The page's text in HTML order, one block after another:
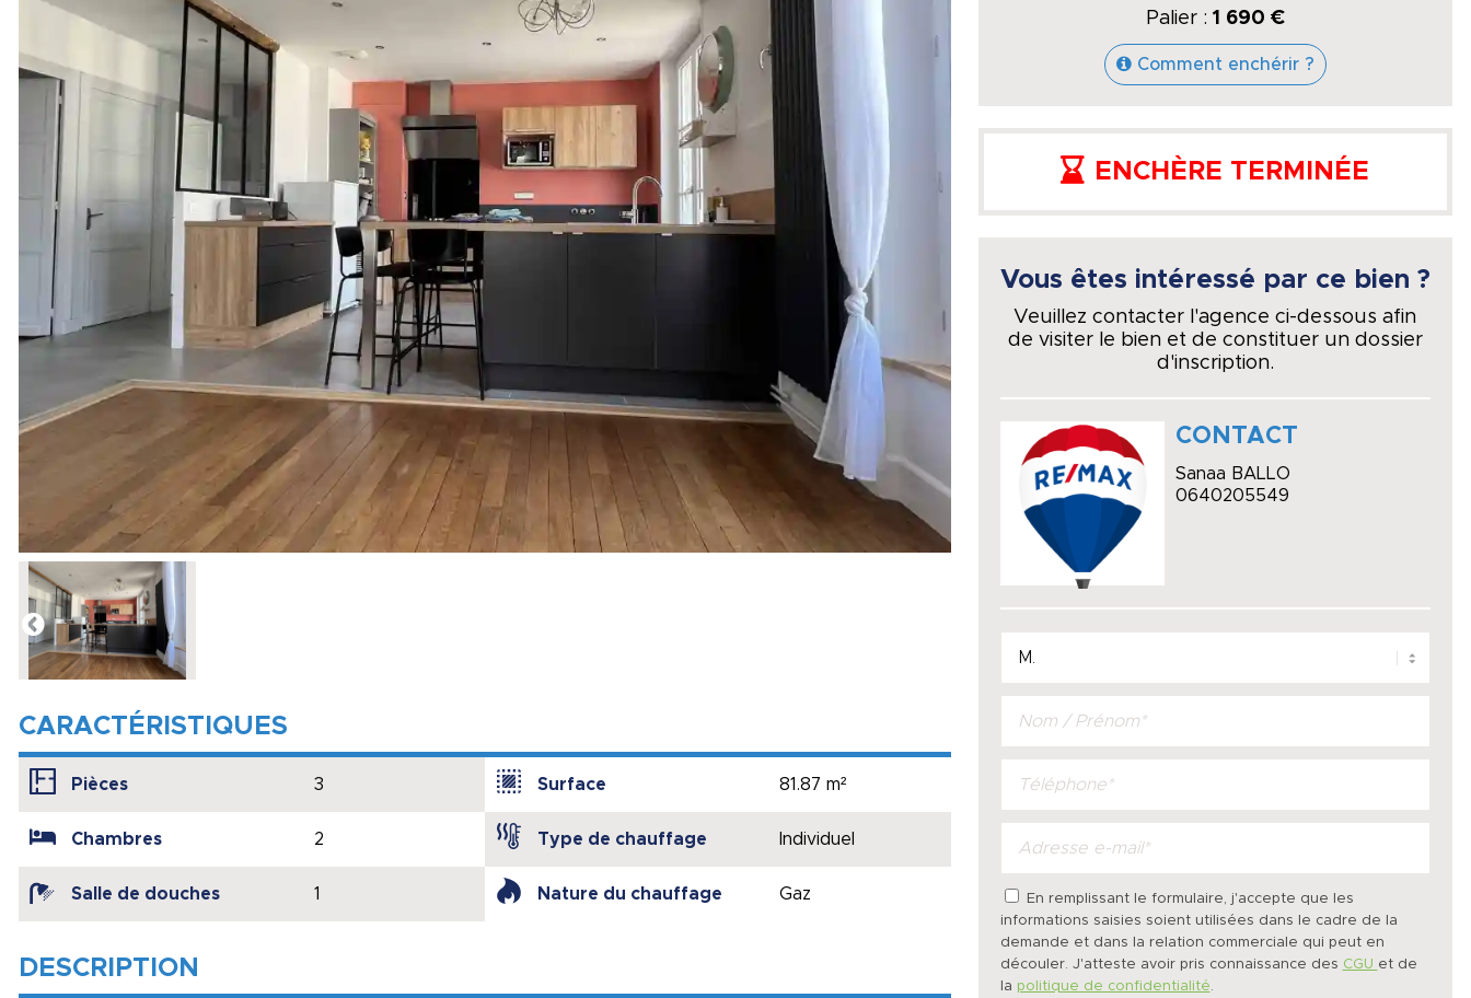
CARACTÉRISTIQUES
Pièces 3
Chambres 2
Salle de douches 1
Surface 81.87 m²
Type de chauffage Individuel
Nature du chauffage Gaz
DESCRIPTION
Palier : 1 690 €
Comment enchérir ?
ENCHÈRE TERMINÉE
Vous êtes intéressé par ce bien ?
Veuillez contacter l'agence ci-dessous afin
de visiter le bien et de constituer un dossier
d'inscription.
CONTACT
Sanaa BALLO
0640205549
En remplissant le formulaire, j'accepte que les
informations saisies soient utilisées dans le cadre de la
demande et dans la relation commerciale qui peut en
découler. J'atteste avoir pris connaissance des CGU et de
la politique de confidentialité.